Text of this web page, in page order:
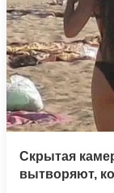
Скрытая
вытворяют,